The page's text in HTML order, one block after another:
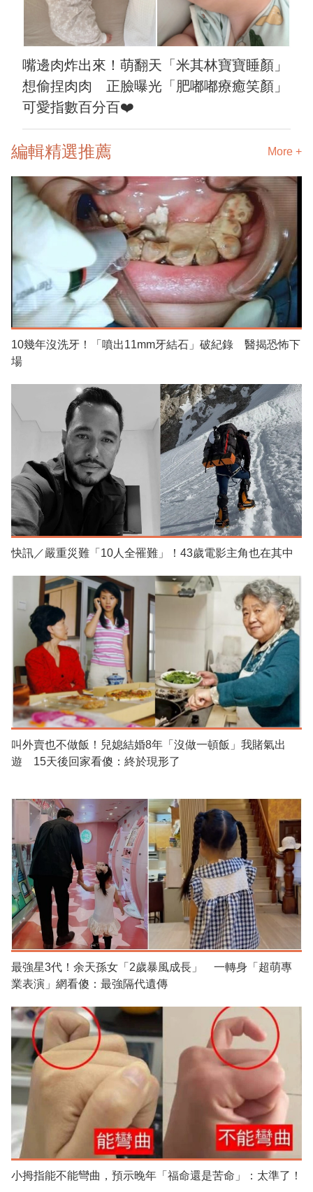
嘴邊肉炸出來！萌翻天「米其林寶寶睡顏」
想偷捏肉肉 正臉曝光「肥嘟嘟療癒笑顏」
可愛指數百分百❤️
編輯精選推薦 More +
10幾年沒洗牙！「噴出11mm牙結石」破紀錄 醫揭恐怖下
場
快訊／嚴重災難「10人全罹難」！43歲電影主角也在其中
叫外賣也不做飯！兒媳結婚8年「沒做一頓飯」我賭氣出
遊 15天後回家看傻：終於現形了
最強星3代！余天孫女「2歲暴風成長」 一轉身「超萌專
業表演」網看傻：最強隔代遺傳
小拇指能不能彎曲，預示晚年「福命還是苦命」：太準了！